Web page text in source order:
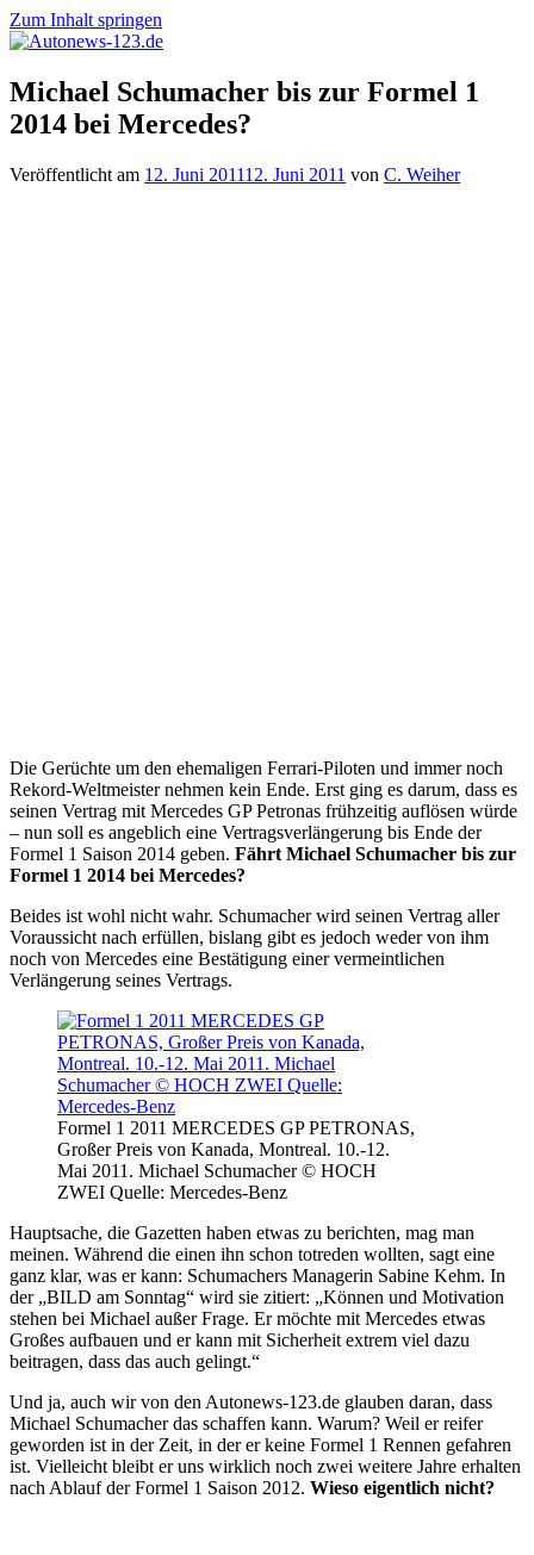
Zum Inhalt springen
Autonews-
123.de
Autonews
mit
Charme
Michael Schumacher bis zur Formel 1
2014 bei Mercedes?
Veröffentlicht am 12. Juni 201112. Juni 2011 von C. Weiher
Die Gerüchte um den ehemaligen Ferrari-Piloten und immer noch
Rekord-Weltmeister nehmen kein Ende. Erst ging es darum, dass es
seinen Vertrag mit Mercedes GP Petronas frühzeitig auflösen würde
– nun soll es angeblich eine Vertragsverlängerung bis Ende der
Formel 1 Saison 2014 geben. Fährt Michael Schumacher bis zur
Formel 1 2014 bei Mercedes?
Beides ist wohl nicht wahr. Schumacher wird seinen Vertrag aller
Voraussicht nach erfüllen, bislang gibt es jedoch weder von ihm
noch von Mercedes eine Bestätigung einer vermeintlichen
Verlängerung seines Vertrags.
Formel 1 2011 MERCEDES GP PETRONAS,
Großer Preis von Kanada, Montreal. 10.-12.
Mai 2011. Michael Schumacher © HOCH
ZWEI Quelle: Mercedes-Benz
Hauptsache, die Gazetten haben etwas zu berichten, mag man
meinen. Während die einen ihn schon totreden wollten, sagt eine
ganz klar, was er kann: Schumachers Managerin Sabine Kehm. In
der „BILD am Sonntag“ wird sie zitiert: „Können und Motivation
stehen bei Michael außer Frage. Er möchte mit Mercedes etwas
Großes aufbauen und er kann mit Sicherheit extrem viel dazu
beitragen, dass das auch gelingt.“
Und ja, auch wir von den Autonews-123.de glauben daran, dass
Michael Schumacher das schaffen kann. Warum? Weil er reifer
geworden ist in der Zeit, in der er keine Formel 1 Rennen gefahren
ist. Vielleicht bleibt er uns wirklich noch zwei weitere Jahre erhalten
nach Ablauf der Formel 1 Saison 2012. Wieso eigentlich nicht?